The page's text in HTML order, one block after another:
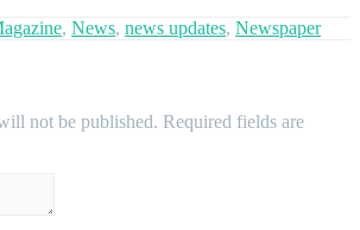
, News, news updates, Newspaper
not be published. Required fields are